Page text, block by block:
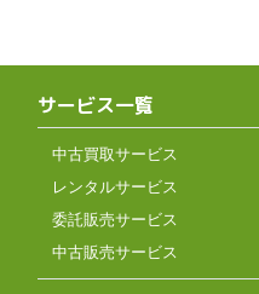
サービス一覧
中古買取サービス
レンタルサービス
委託販売サービス
中古販売サービス